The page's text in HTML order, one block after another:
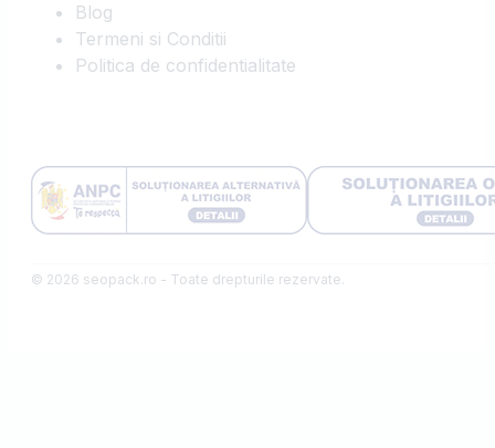
Blog
Termeni si Conditii
Politica de confidentialitate
© 2026 seopack.ro - Toate drepturile rezervate.